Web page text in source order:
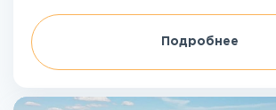
Подробнее